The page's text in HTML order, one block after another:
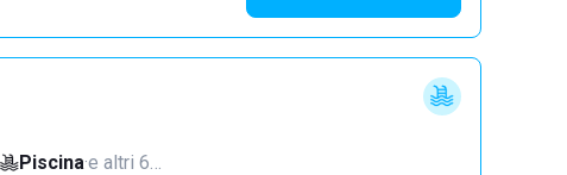
Piscina·e altri 6…